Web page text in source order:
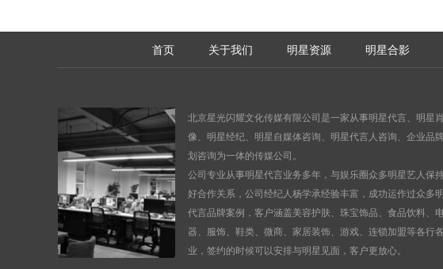
首页 关于我们 明星资源 明星合影
北京星光闪耀文化传媒有限公司是一家从事明星代言、明星肖
像
明星经纪、明星自媒体咨询、明星代言人咨询、企业品
划咨询为一体的传媒公司。
公司专业从事明星代言业务多年，与娱乐圈众多明星艺人保
好合作关系，公司经纪人杨学承经验丰富，成功运作过众多
代言品牌案例，客户涵盖美容护肤、珠宝饰品、食品饮料、
器、服饰、鞋类、微商、家居装饰、游戏、连锁加盟等各行各
业，签约的时候可以安排与明星见面，客户更放心。